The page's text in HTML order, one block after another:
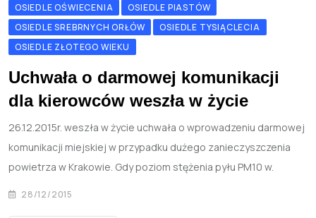
OSIEDLE OŚWIECENIA
OSIEDLE PIASTÓW
OSIEDLE SREBRNYCH ORŁÓW
OSIEDLE TYSIĄCLECIA
OSIEDLE ZŁOTEGO WIEKU
Uchwała o darmowej komunikacji
dla kierowców weszła w życie
26.12.2015r. weszła w życie uchwała o wprowadzeniu darmowej
komunikacji miejskiej w przypadku dużego zanieczyszczenia
powietrza w Krakowie. Gdy poziom stężenia pyłu PM10 w.
28/12/2015